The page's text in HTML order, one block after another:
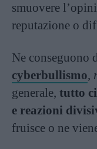
smuovere
reputazione o
Ne conseguono
cyberbullismo,
generale, tutto
e reazioni
fruisce o ne